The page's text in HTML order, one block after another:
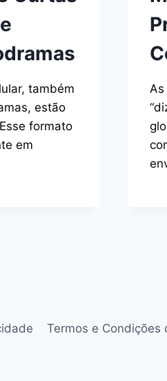
também
estão
formato
em
Termos e Condições